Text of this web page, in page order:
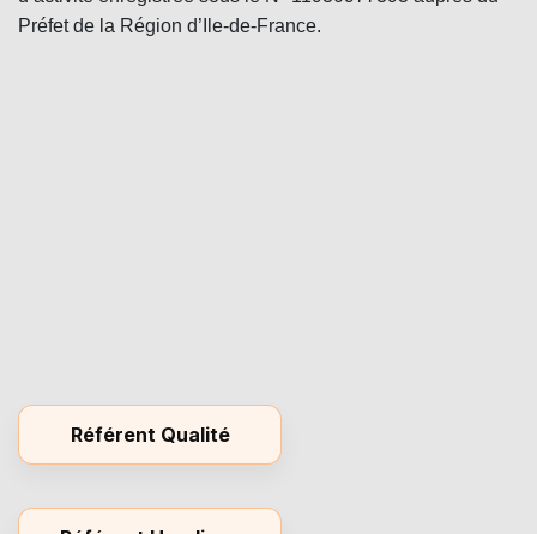
Préfet de la Région d’Ile-de-France.
Référent Qualité